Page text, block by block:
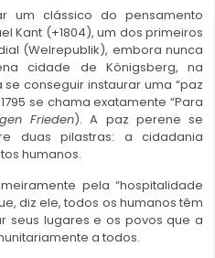
um clássico do pensamento
Kant (+1804), um dos primeiros
(Welrepublik), embora nunca
cidade de Königsberg, na
conseguir instaurar uma “paz
se chama exatamente “Para
Frieden). A paz perene se
duas pilastras: a cidadania
humanos.
pela “hospitalidade
diz ele, todos os humanos têm
seus lugares e os povos que a
a todos.